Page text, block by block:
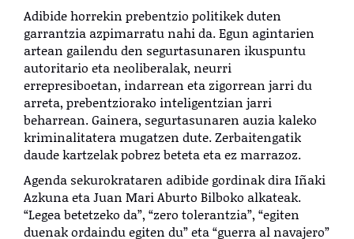
Adibide horrekin prebentzio politikek duten
garrantzia azpimarratu nahi da. Egun agintarien
artean gailendu den segurtasunaren ikuspuntu
autoritario eta neoliberalak, neurri
errepresiboetan, indarrean eta zigorrean jarri du
arreta, prebentziorako inteligentzian jarri
beharrean. Gainera, segurtasunaren auzia kaleko
kriminalitatera mugatzen dute. Zerbaitengatik
daude kartzelak pobrez beteta eta ez marrazoz.
Agenda sekurokrataren adibide gordinak dira Iñaki
Azkuna eta Juan Mari Aburto Bilboko alkateak.
“Legea betetzeko da”, “zero tolerantzia”, “egiten
duenak ordaindu egiten du” eta “guerra al navajero”